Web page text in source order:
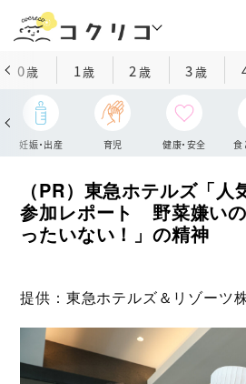
0歳 1歳 2 歳 3歳
妊娠・出産 育児 健康・安全 食
（PR）東急ホテルズ「人
参加レポート 野菜嫌い
ったいない！」の精神
提供：東急ホテルズ＆リゾーツ